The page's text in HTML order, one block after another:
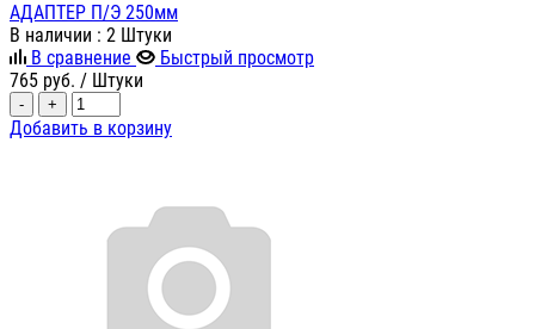
АДАПТЕР П/Э 250мм
В наличии : 2 Штуки
В сравнение
Быстрый просмотр
765 руб. / Штуки
- +
Добавить в корзину